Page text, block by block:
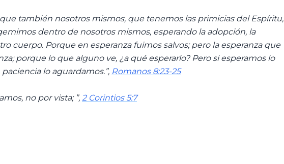
que también nosotros mismos, que tenemos las primicias del Espíritu,
dentro de nosotros mismos, esperando la adopción, la
cuerpo. Porque en esperanza fuimos salvos; pero la esperanza que
porque lo que alguno ve, ¿a qué esperarlo? Pero si esperamos lo
lo aguardamos.”, Romanos 8:23-25
no por vista; ”, 2 Corintios 5:7